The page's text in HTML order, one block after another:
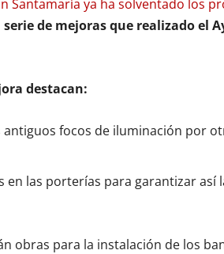
Santamaría ya ha solventado los
de mejoras que realizado el
destacan:
antiguos focos de iluminación por
en las porterías para garantizar así
obras para la instalación de los